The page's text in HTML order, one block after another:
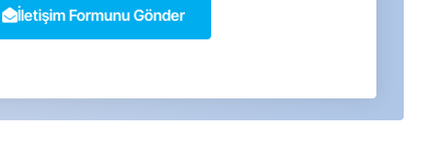
İletişim Formunu Gönder